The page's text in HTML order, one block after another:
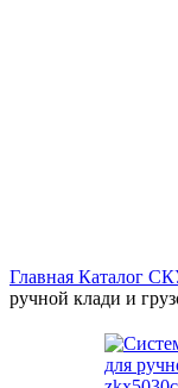
Главная Каталог
ручной клади и